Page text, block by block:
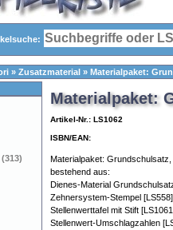
» Zusatzmaterial » Materialpaket:
Materialpaket:
Artikel-Nr.: LS1062
ISBN/EAN:
Materialpaket: Grundschulsatz,
bestehend aus:
Dienes-Material
Zehnersystem-Stempel [LS558]
Stellenwerttafel mit Stift
Stellenwert-Umschlagzahlen
(313)